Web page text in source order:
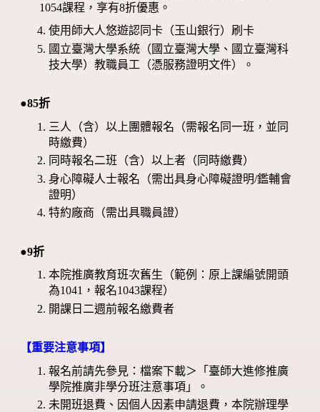
1054課程，享有8折優惠。
使用師大人悠遊認同卡（玉山銀行）刷卡
國立臺灣大學系統（國立臺灣大學、國立臺灣科
技大學）教職員工（憑服務證明文件）。
●85折
三人（含）以上團體報名（需報名同一班，並同
時繳費）
同時報名二班（含）以上者（同時繳費）
身心障礙人士報名（需出具身心障礙證明/鑑輔會
證明）
特約廠商（需出具職員證）
●9折
本院推廣教育班次舊生（範例：原上課編號開頭
為1041，報名1043課程）
開課日二週前報名繳費者
【重要注意事項】
報名前請先參見：檔案下載＞「臺師大進修推廣
學院推廣非學分班注意事項」。
未開班退費、因個人因素申請退費，本院辦理學